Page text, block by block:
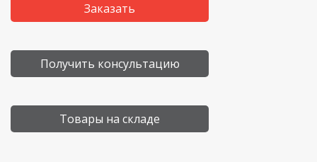
Заказать
Получить консультацию
Товары на складе